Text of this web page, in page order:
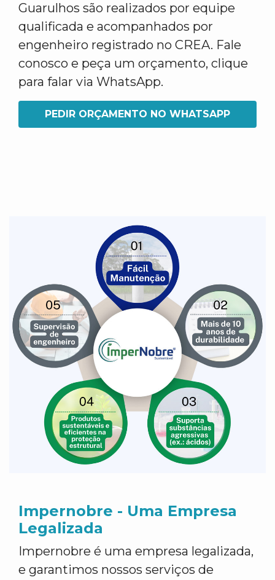
Guarulhos são realizados por equipe
qualificada e acompanhados por
engenheiro registrado no CREA. Fale
conosco e peça um orçamento, clique
para falar via WhatsApp.
PEDIR ORÇAMENTO NO WHATSAPP
Impernobre - Uma Empresa
Legalizada
Impernobre é uma empresa legalizada,
e garantimos nossos serviços de